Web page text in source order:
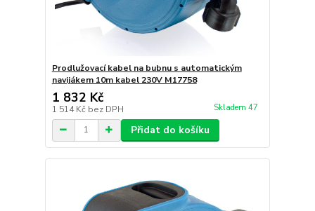
Prodlužovací kabel na bubnu s automatickým
navijákem 10m kabel 230V M17758
1 832 Kč
1 514 Kč bez DPH Skladem 47
Přidat do košíku